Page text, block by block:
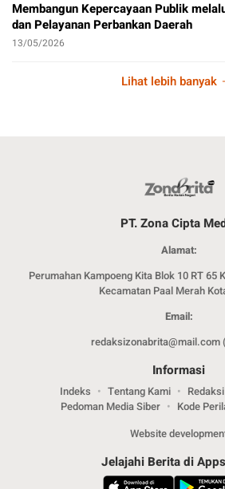
Membangun Kepercayaan Publik
dan Pelayanan Perbankan Daerah
13/05/2026
Lihat lebih banyak
PT. Zona Cipta
Alamat:
Perumahan Kampoeng Kita Blok 10 RT 65
Kecamatan Paal Merah
Email:
redaksizonabrita@mail.com
Informasi
Indeks Tentang Kami Redaksi
Pedoman Media Siber
Kode
Website
Jelajahi Berita di